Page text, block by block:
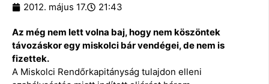
2012. május 17. 21:43
Az még nem lett volna baj, hogy nem köszöntek
távozáskor egy miskolci bár vendégei, de nem is
fizettek.
A Miskolci Rendőrkapitányság tulajdon elleni